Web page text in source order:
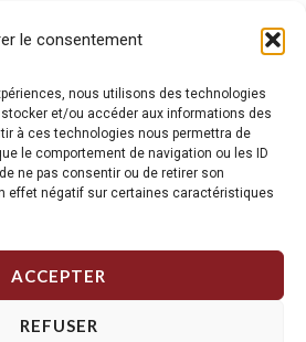
le consentement
nous utilisons des technologies
et/ou accéder aux informations des
à ces technologies nous permettra de
le comportement de navigation ou les ID
ne pas consentir ou de retirer son
effet négatif sur certaines caractéristiques
ACCEPTER
REFUSER
passion, venez visiter notre shop
de motos